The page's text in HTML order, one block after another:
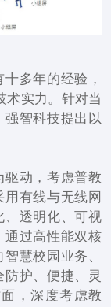
多年的经验，
术实力。针对当
智科技提出以
驱动，考虑普教
有线与无线网
、透明化、可视
通过高性能双核
慧校园业务、
护、便捷、灵
，深度考虑教